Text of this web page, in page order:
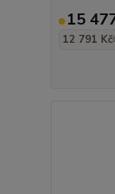
15
12 791 Kč